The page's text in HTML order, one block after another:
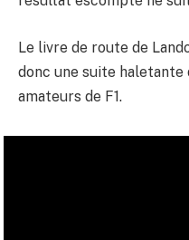
Le livre de route de
donc une suite haletante
amateurs de F1.